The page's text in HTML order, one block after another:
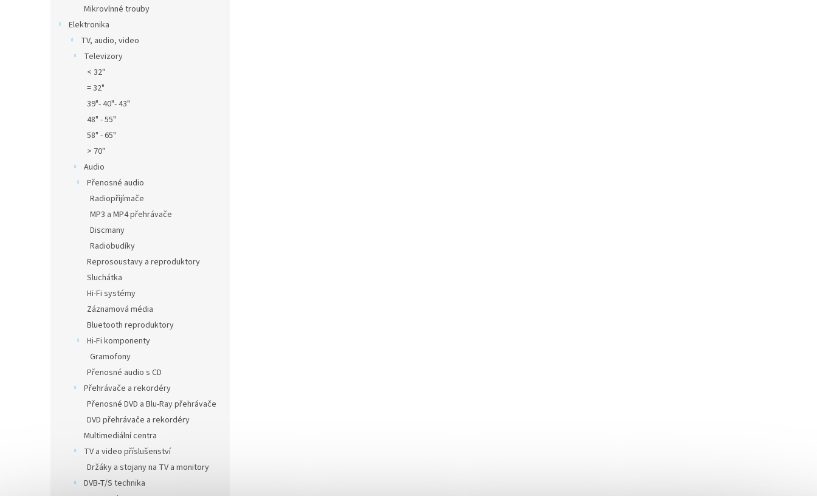
Mikrovlnné trouby
Elektronika
TV, audio, video
Televizory
< 32"
= 32"
39"- 40"- 43"
48" - 55"
58" - 65"
> 70"
Audio
Přenosné audio
Radiopřijímače
MP3 a MP4 přehrávače
Discmany
Radiobudíky
Reprosoustavy a reproduktory
Sluchátka
Hi-Fi systémy
Záznamová média
Bluetooth reproduktory
Hi-Fi komponenty
Gramofony
Přenosné audio s CD
Přehrávače a rekordéry
Přenosné DVD a Blu-Ray přehrávače
DVD přehrávače a rekordéry
Multimediální centra
TV a video příslušenství
Držáky a stojany na TV a monitory
DVB-T/S technika